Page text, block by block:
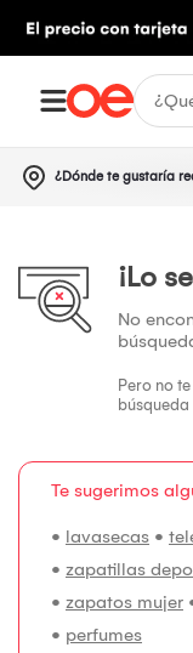
¿Dónde te gustaría
¡Lo
No
Pero no
Te sugerimos
• lavasecas •
• zapatillas
• zapatos mujer
• perfumes